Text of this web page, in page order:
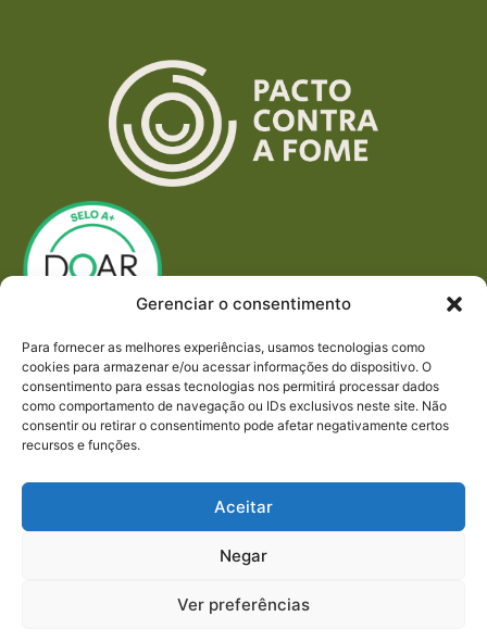
Gerenciar o consentimento
Para fornecer as melhores experiências, usamos tecnologias como
cookies para armazenar e/ou acessar informações do dispositivo. O
consentimento para essas tecnologias nos permitirá processar dados
como comportamento de navegação ou IDs exclusivos neste site. Não
consentir ou retirar o consentimento pode afetar negativamente certos
recursos e funções.
Aceitar
Negar
Ver preferências